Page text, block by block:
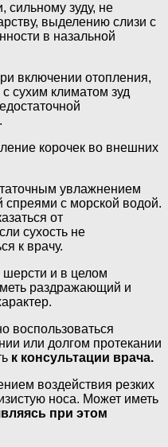
сильному зуду, не
выделению слизи с
в назальной
включении отопления,
сухим климатом зуд
корочек во внешних
увлажнением
спреями с морской водой.
от
сухость не
к врачу.
и в целом
раздражающий и
воспользоваться
или долгом протекании
к консультации врача.
воздействия резких
носа. Может иметь
при этом